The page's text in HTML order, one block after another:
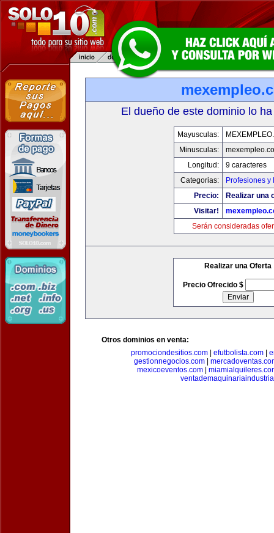
El dueño de este dominio lo
Mayusculas:
Minusculas:
Longitud:
9 caracteres
Categorias:
Profesiones y
Precio:
Realizar una
Visitar!
Serán consideradas
Realizar una Oferta
Precio Ofrecido $
Otros dominios en venta:
promociondesitios.com| efutbolista.com|
gestionnegocios.com
mexicoeventos.com